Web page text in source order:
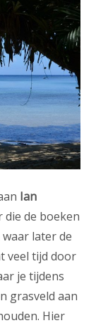
Ian
die de boeken
later de
veel tijd door
je tijdens
grasveld aan
Hier